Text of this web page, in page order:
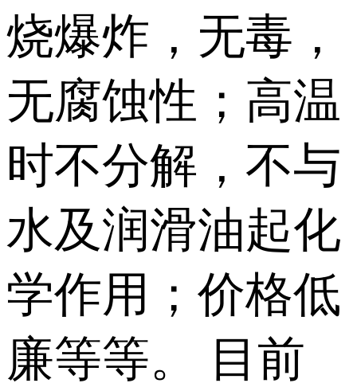
烧爆炸，无毒，
无腐蚀性；高温
时不分解，不与
水及润滑油起化
学作用；价格低
廉等等。 目前